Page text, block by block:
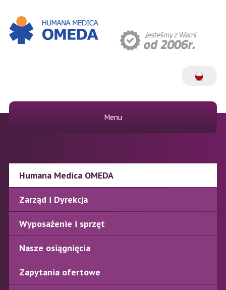
Menu
Humana Medica OMEDA
Zarząd i Dyrekcja
Wyposażenie i sprzęt
Nasze osiągnięcia
Zapytania ofertowe